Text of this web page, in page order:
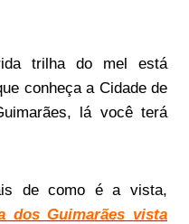
trilha do mel está
conheça a Cidade de
lá você terá
de como é a vista,
dos Guimarães vista